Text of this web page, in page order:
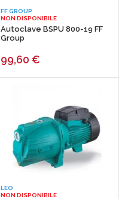
FF GROUP
NON DISPONIBILE
Autoclave BSPU 800-19 FF
Group
99,60 €
LEO
NON DISPONIBILE